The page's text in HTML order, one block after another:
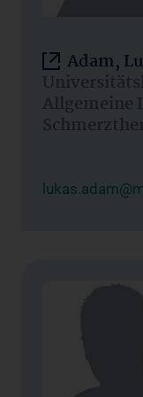
Adam,
Allgemeine